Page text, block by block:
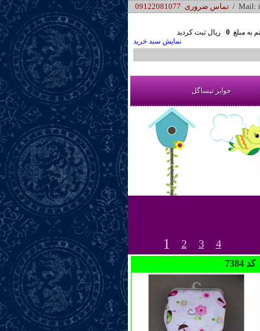
تماس ضروری 09122081077 / Mail:
به مبلغ0 ریال ثبت کردید
نمایش سبد خرید
جوایز تیساگل
1 2 3 4
7384 کد